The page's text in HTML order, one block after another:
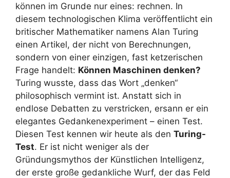
können im Grunde nur eines: rechnen. In
diesem technologischen Klima veröffentlicht ein
britischer Mathematiker namens Alan Turing
einen Artikel, der nicht von Berechnungen,
sondern von einer einzigen, fast ketzerischen
Frage handelt: Können Maschinen denken?
Turing wusste, dass das Wort „denken“
philosophisch vermint ist. Anstatt sich in
endlose Debatten zu verstricken, ersann er ein
elegantes Gedankenexperiment – einen Test.
Diesen Test kennen wir heute als den Turing-
Test. Er ist nicht weniger als der
Gründungsmythos der Künstlichen Intelligenz,
der erste große gedankliche Wurf, der das Feld